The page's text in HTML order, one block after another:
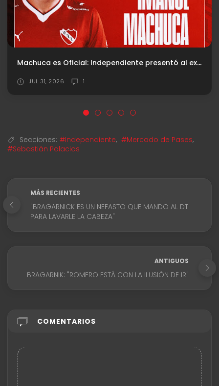
Independiente y Estudiantes: la rivalidad que marcó una época
JUL 25, 2026
Secciones: #Independiente, #Mercado de Pases,
#Sebastián Palacios
MÁS RECIENTES
"BRAGARNICK ES UN NEFASTO QUE MANDO AL DT
PARA LAVARLE LA CABEZA"
ANTIGUOS
BRAGARNIK: "ROMERO ESTÁ CON LA ILUSIÓN DE IR"
COMENTARIOS